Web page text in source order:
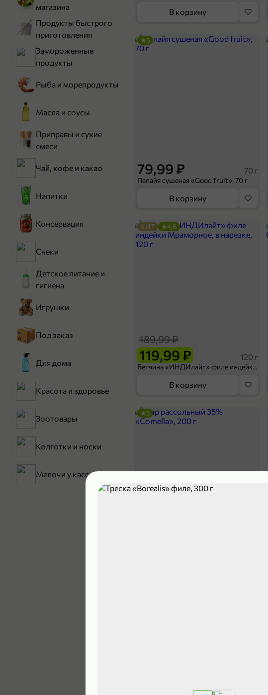
магазина
Продукты быстрого
приготовления
Замороженные
продукты
Рыба и морепродукты
Масла и соусы
Приправы и сухие
смеси
Чай, кофе и какао
Напитки
Консервация
Снеки
Детское питание и
гигиена
Игрушки
Под заказ
Для дома
Красота и здоровье
Зоотовары
Колготки и носки
Мелочи у кассы
В корзину
79,99 ₽ 70 г
Папайя сушеная «Good fruit», 70 г
5
В корзину
119,99 ₽
189,99 ₽
120 г
Ветчина «ИНДИлайт» филе индейки Мраморное, в нарезке, 120 г
ХИТ 4,6
В корзину
5